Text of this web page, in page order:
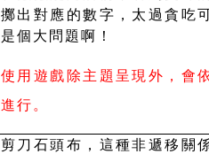
擲出對應的數字，太過貪吃
是個大問題啊！
使用遊戲除主題呈現外，會
進行。
剪刀石頭布，這種非遞移關